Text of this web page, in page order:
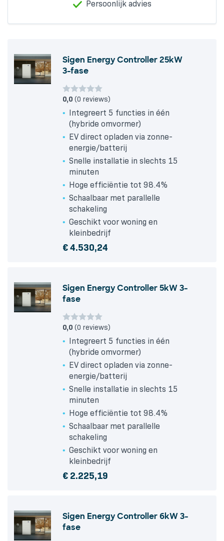
Persoonlijk advies
Sigen Energy Controller 25kW
3-fase
0,0 (0 reviews)
Integreert 5 functies in één
(hybride omvormer)
EV direct opladen via zonne-
energie/batterij
Snelle installatie in slechts 15
minuten
Hoge efficiëntie tot 98.4%
Schaalbaar met parallelle
schakeling
Geschikt voor woning en
kleinbedrijf
€4.530,24
Sigen Energy Controller 5kW 3-
fase
0,0 (0 reviews)
Integreert 5 functies in één
(hybride omvormer)
EV direct opladen via zonne-
energie/batterij
Snelle installatie in slechts 15
minuten
Hoge efficiëntie tot 98.4%
Schaalbaar met parallelle
schakeling
Geschikt voor woning en
kleinbedrijf
€ 2.225,19
Sigen Energy Controller 6kW 3-
fase